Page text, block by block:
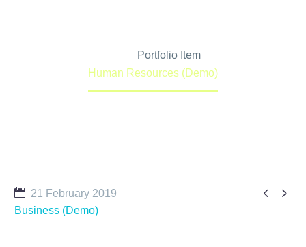
Portfolio Item
Human Resources (Demo)
 
21 February 2019
Business (Demo)